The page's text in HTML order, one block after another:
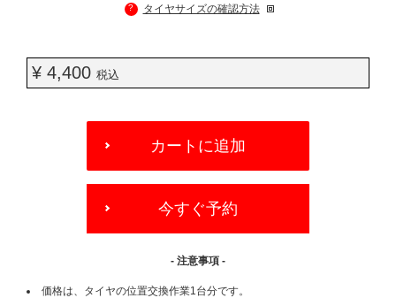
? タイヤサイズの確認方法
¥ 4,400 税込
OPTIONS
カートに追加
今すぐ予約
- 注意事項 -
価格は、タイヤの位置交換作業1台分です。